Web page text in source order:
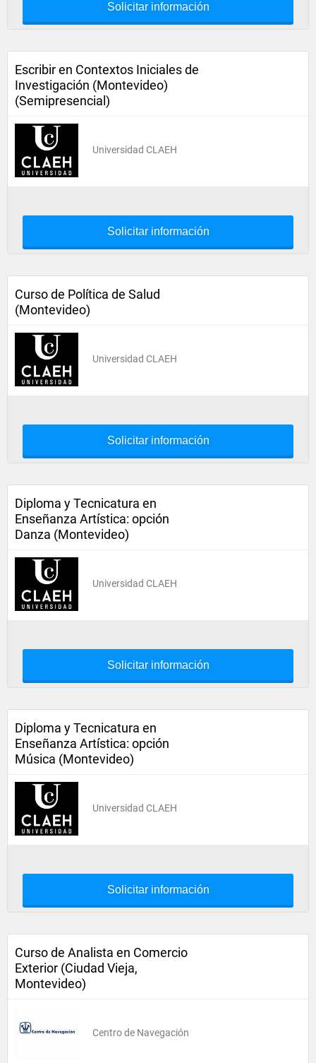
Solicitar información
Escribir en Contextos Iniciales de
Investigación (Montevideo)
(Semipresencial)
Universidad CLAEH
Solicitar información
Curso de Política de Salud
(Montevideo)
Universidad CLAEH
Solicitar información
Diploma y Tecnicatura en
Enseñanza Artística: opción
Danza (Montevideo)
Universidad CLAEH
Solicitar información
Diploma y Tecnicatura en
Enseñanza Artística: opción
Música (Montevideo)
Universidad CLAEH
Solicitar información
Curso de Analista en Comercio
Exterior (Ciudad Vieja,
Montevideo)
Centro de Navegación